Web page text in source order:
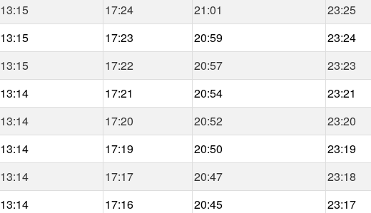
13:15 17:24 21:01
23:25
13:15 17:23 20:59
23:24
13:15 17:22 20:57
23:23
13:14 17:21 20:54
23:21
13:14 17:20 20:52
23:20
13:14 17:19 20:50
23:19
13:14 17:17 20:47
23:18
13:14 17:16 20:45
23:17